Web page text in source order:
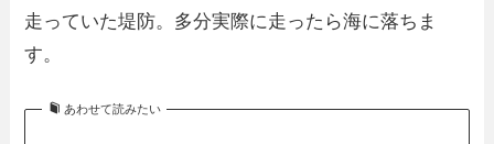
走っていた堤防。多分実際に走ったら海に落ちま
す。
あわせて読みたい